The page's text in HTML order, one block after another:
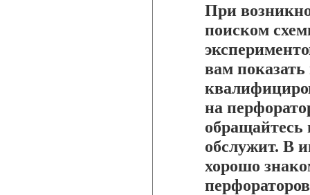
При
поиском
вам
на
обращайтесь
обслужит. В
хорошо